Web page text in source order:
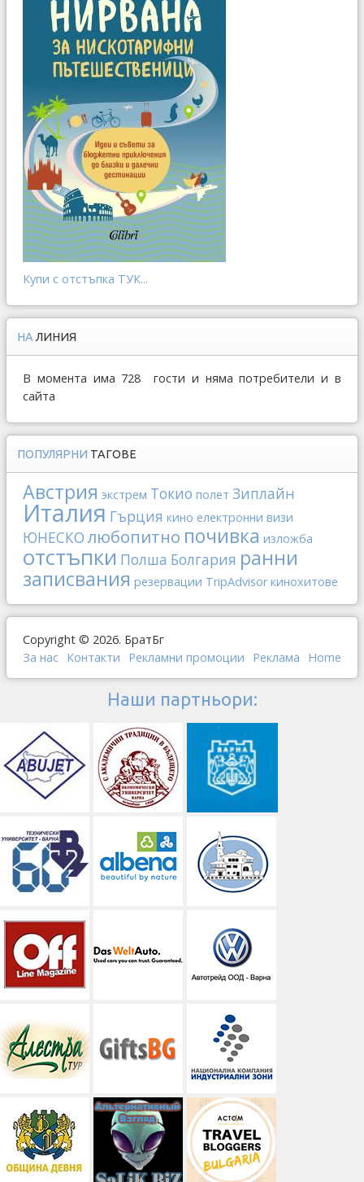
Купи с отстъпка ТУК...
НА ЛИНИЯ
В момента има 728 гости и няма потребители и в
сайта
ПОПУЛЯРНИ ТАГОВЕ
Австрия экстрем Токио полет Зиплайн
Италия Гърция кино електронни визи
ЮНЕСКО любопитно почивка изложба
отстъпки Полша Болгария ранни
записвания резервации TripAdvisor кинохитове
Copyright © 2026. БратБг
За нас Контакти Рекламни промоции Реклама Home
Наши партньори: